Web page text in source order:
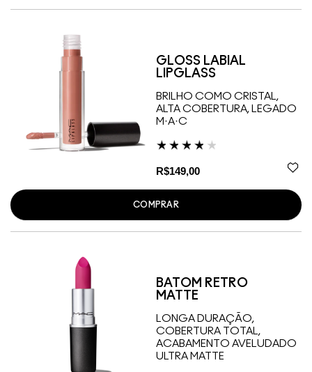
GLOSS LABIAL
LIPGLASS
BRILHO COMO CRISTAL,
ALTA COBERTURA, LEGADO
M·A·C
R$149,00
COMPRAR
BATOM RETRO
MATTE
LONGA DURAÇÃO,
COBERTURA TOTAL,
ACABAMENTO AVELUDADO
ULTRA MATTE